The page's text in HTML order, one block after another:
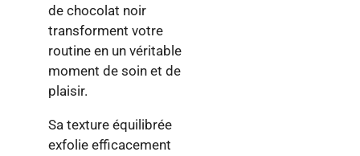
de chocolat noir
transforment votre
routine en un véritable
moment de soin et de
plaisir.
Sa texture équilibrée
exfolie efficacement